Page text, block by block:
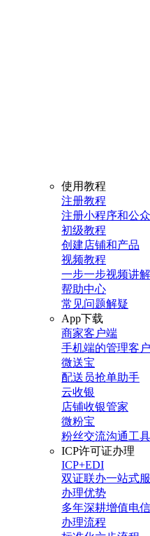
使用教程
注册教程
注册小程序和公
初级教程
创建店铺和产品
视频教程
一步一步视频讲解
帮助中心
常见问题解疑
App下载
商家客户端
手机端的管理客
微送宝
配送员抢单助手
云收银
店铺收银管家
微粉宝
粉丝交流沟通工具
ICP许可证办理
ICP+EDI
双证联办一站式
办理优势
多年深耕增值电
办理流程